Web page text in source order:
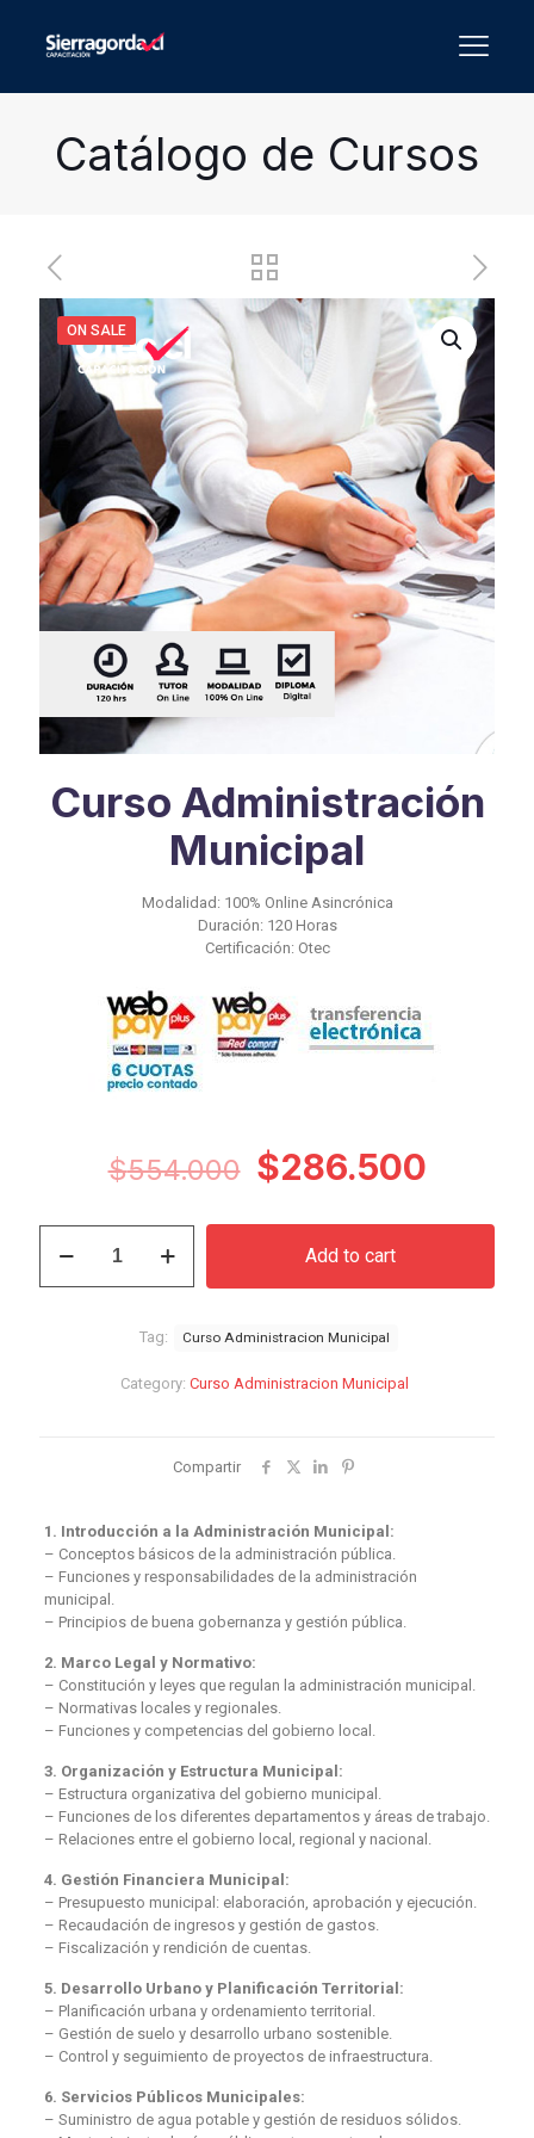
Catálogo de Cursos
ON SALE
Curso Administración
Municipal
Modalidad: 100% Online Asincrónica
Duración: 120 Horas
Certificación: Otec
$554.000 Original
was:
$554.000.
$286.500
is:
Administración
Add to cart
Category: Curso Administracion Municipal
Tag: Curso Administracion Municipal
Compartir
1. Introducción a la Administración Municipal:
– Conceptos básicos de la administración pública.
– Funciones y responsabilidades de la administración
municipal.
– Principios de buena gobernanza y gestión pública.
2. Marco Legal y Normativo:
– Constitución y leyes que regulan la administración municipal.
– Normativas locales y regionales.
– Funciones y competencias del gobierno local.
3. Organización y Estructura Municipal:
– Estructura organizativa del gobierno municipal.
– Funciones de los diferentes departamentos y áreas de trabajo.
– Relaciones entre el gobierno local, regional y nacional.
4. Gestión Financiera Municipal:
– Presupuesto municipal: elaboración, aprobación y ejecución.
– Recaudación de ingresos y gestión de gastos.
– Fiscalización y rendición de cuentas.
5. Desarrollo Urbano y Planificación Territorial:
– Planificación urbana y ordenamiento territorial.
– Gestión de suelo y desarrollo urbano sostenible.
– Control y seguimiento de proyectos de infraestructura.
6. Servicios Públicos Municipales:
– Suministro de agua potable y gestión de residuos sólidos.